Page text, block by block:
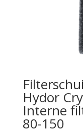
Hydor
Interne
80-150